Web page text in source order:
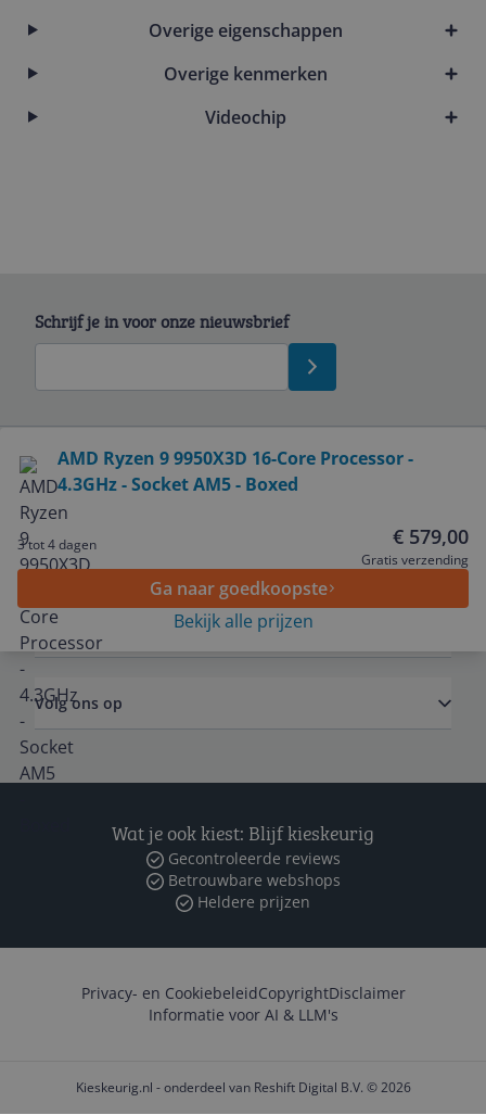
Overige eigenschappen
Overige kenmerken
Videochip
AMD Ryzen 9 9950X3D 16-Core Processor -
4.3GHz - Socket AM5 - Boxed
3 tot 4 dagen € 579,00
Gratis verzending
Ga naar goedkoopste
Bekijk alle prijzen
Schrijf je in voor onze nieuwsbrief
Service
Algemeen
Volg ons op
Wat je ook kiest: Blijf kieskeurig
Gecontroleerde reviews
Betrouwbare webshops
Heldere prijzen
Privacy- en CookiebeleidCopyrightDisclaimer
Informatie voor AI & LLM's
Kieskeurig.nl - onderdeel van Reshift Digital B.V. © 2026